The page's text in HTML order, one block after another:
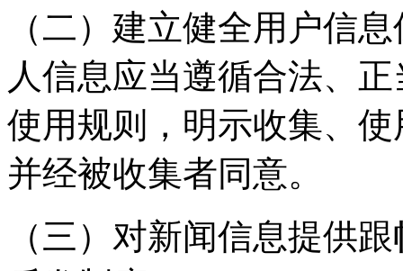
（二）建立健全用户信
人信息应当遵循合法、
使用规则，明示收集、
并经被收集者同意。
（三）对新闻信息提供